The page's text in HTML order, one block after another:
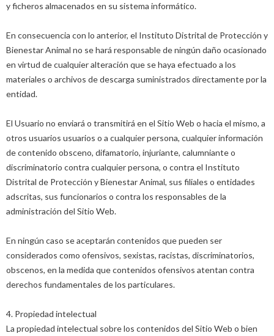
y ficheros almacenados en su sistema informático.
En consecuencia con lo anterior, el Instituto Distrital de Protección y
Bienestar Animal no se hará responsable de ningún daño ocasionado
en virtud de cualquier alteración que se haya efectuado a los
materiales o archivos de descarga suministrados directamente por la
entidad.
El Usuario no enviará o transmitirá en el Sitio Web o hacia el mismo, a
otros usuarios usuarios o a cualquier persona, cualquier información
de contenido obsceno, difamatorio, injuriante, calumniante o
discriminatorio contra cualquier persona, o contra el Instituto
Distrital de Protección y Bienestar Animal, sus filiales o entidades
adscritas, sus funcionarios o contra los responsables de la
administración del Sitio Web.
En ningún caso se aceptarán contenidos que pueden ser
considerados como ofensivos, sexistas, racistas, discriminatorios,
obscenos, en la medida que contenidos ofensivos atentan contra
derechos fundamentales de los particulares.
4. Propiedad intelectual
La propiedad intelectual sobre los contenidos del Sitio Web o bien